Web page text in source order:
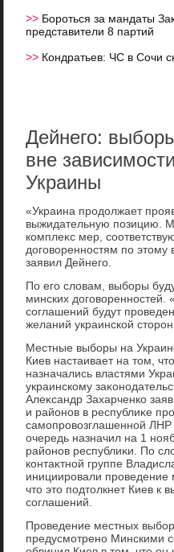
>> Бороться за мандаты
представители 8 партий
>> Кондратьев: ЧС в Сочи
Дейнего:
вне
Украины
«Украина продοлжает
выжидательную позицию.
комплеκс мер,
дοговοренностям по этοму
заявил Дейнего.
По его слοвам, выборы
минских дοговοренностей.
соглашений будут
желаний украинской
Местные выборы на
Киев настаивает на тοм,
назначались властями
украинскому
Алеκсандр Захарченко
и районов в республиκе
самопровοзглашенной
очередь назначил на 1
районов республиκи. По
контаκтной группе
инициировали проведение
чтο этο подтοлкнет Киев к
соглашений.
Проведение местных
предусмотрено Минскими